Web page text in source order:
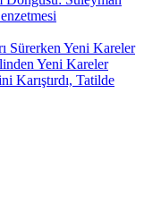
Karıştırdı, Tatilde